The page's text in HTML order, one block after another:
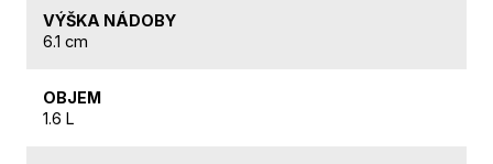
VÝŠKA NÁDOBY
6.1 cm
OBJEM
1.6 L